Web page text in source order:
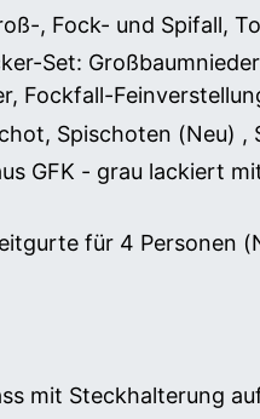
, Fock- und Spifall,
Set:
Fockfall-
Spischoten (Neu) ,
GFK - grau lackiert
für 4 Personen
mit Steckhalterung